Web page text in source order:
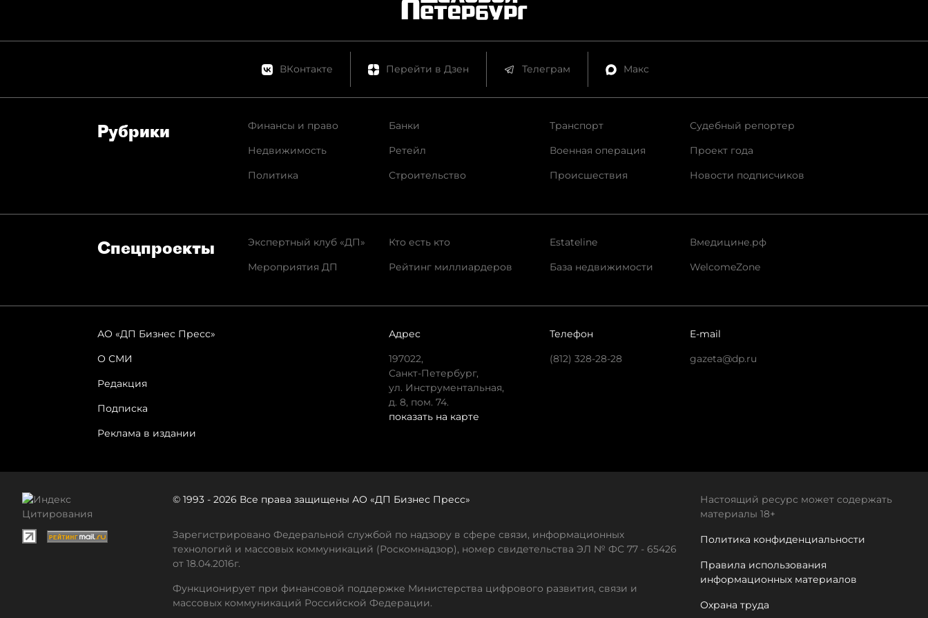
ВКонтакте Перейти в Дзен Телеграм Макс
Рубрики
Финансы и право
Недвижимость
Политика
Банки
Ретейл
Строительство
Транспорт
Военная операция
Происшествия
Судебный репортер
Проект года
Новости подписчиков
Спец­проекты
Экспертный клуб «ДП»
Мероприятия ДП
Кто есть кто
Рейтинг миллиардеров
Estateline
База недвижимости
Вмедицине.рф
WelcomeZone
АО «ДП Бизнес Пресс»
О СМИ
Редакция
Подписка
Реклама в издании
Адрес
197022,
Санкт-Петербург,
ул. Инструментальная,
д. 8, пом. 74.
показать на карте
Телефон
(812) 328-28-28
E-mail
gazeta@dp.ru
© 1993 - 2026 Все права защищены АО «ДП Бизнес Пресс»
Зарегистрировано Федеральной службой по надзору в сфере связи, информационных
технологий и массовых коммуникаций (Роскомнадзор), номер свидетельства ЭЛ № ФС 77 - 65426
от 18.04.2016г.
Функционирует при финансовой поддержке Министерства цифрового развития, связи и
массовых коммуникаций Российской Федерации.
Настоящий ресурс может содержать
материалы 18+
Политика конфиденциальности
Правила использования
информационных материалов
Охрана труда